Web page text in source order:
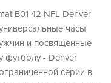
B01 42 NFL Denver
часы
и посвященные
футболу - Denver
серии в